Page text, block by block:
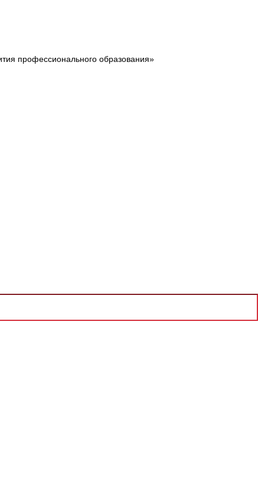
профессионального образования»